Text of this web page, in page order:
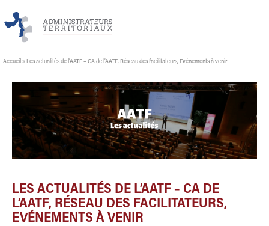
Accueil » Les actualités de l’AATF – CA de l’AATF, Réseau des facilitateurs, Evénements à venir
LES ACTUALITÉS DE L’AATF – CA DE
L’AATF, RÉSEAU DES FACILITATEURS,
EVÉNEMENTS À VENIR